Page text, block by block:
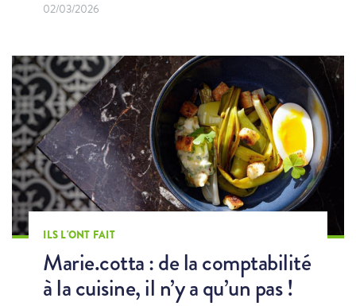
(Centre-Val de Loire) au beau milieu de l’été 2025
absolumentfalse
02/03/2026
ILS L'ONT FAIT
Marie.cotta : de la comptabilité
à la cuisine, il n’y a qu’un pas !